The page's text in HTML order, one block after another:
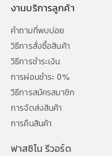
งานบริการลูกค้า
คำถามที่พบบ่อย
วิธีการสั่งซื้อสินค้า
วิธีการชำระเงิน
การผ่อนชำระ 0%
วิธีการสมัครสมาชิก
การจัดส่งสินค้า
การคืนสินค้า
ฟาสซิโน รีวอร์ด